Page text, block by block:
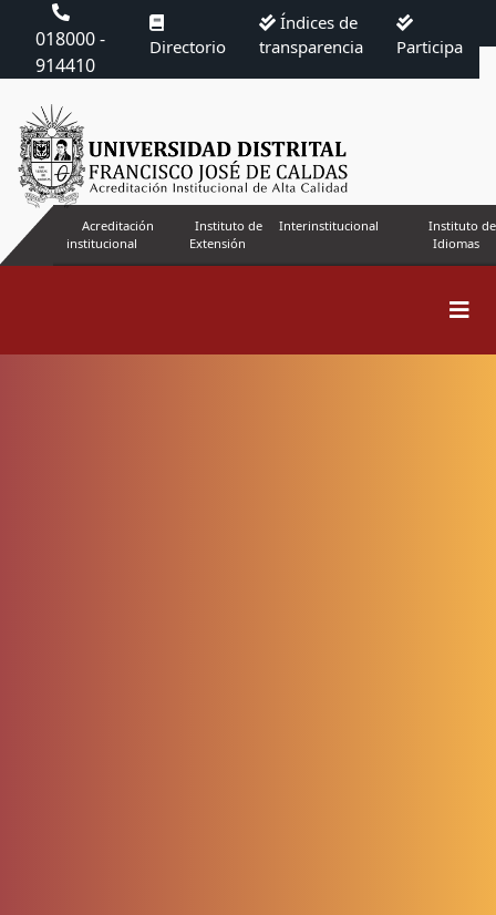
018000 -
914410
Directorio
Índices de
transparencia
Participa
Acreditación
institucional
Instituto de
Extensión
Interinstitucional
Instituto de
Idiomas